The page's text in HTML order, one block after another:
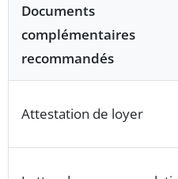
Documents
complémentaires
recommandés
Attestation de loyer